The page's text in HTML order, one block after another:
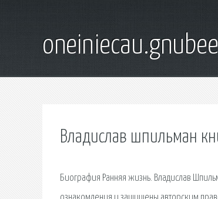
Владислав шпильман
Биография Ранняя жизнь. Владислав